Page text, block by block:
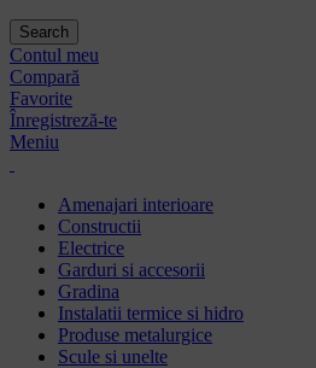
Search
Contul meu
Compară
Favorite
Înregistreză-te
Meniu
Amenajari interioare
Constructii
Electrice
Garduri si accesorii
Gradina
Instalatii termice si hidro
Produse metalurgice
Scule si unelte